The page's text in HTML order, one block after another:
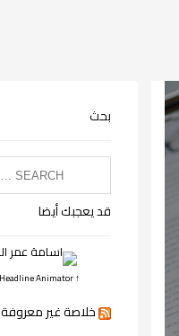
بحث
قد يعجبك أيضا
↑ Grab this Headline Animator
خلاصة غير معروفة